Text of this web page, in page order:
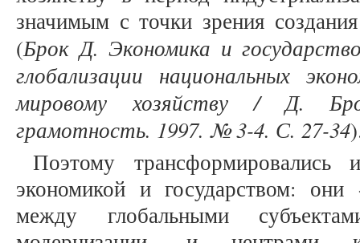
значимым с точки зрения
(Брок Д. Экономика и
глобализации национальных
мировому хозяйству / Д.
грамотность. 1997. № 3-4. С. 27-34
Поэтому
экономикой и государством:
между глобальными